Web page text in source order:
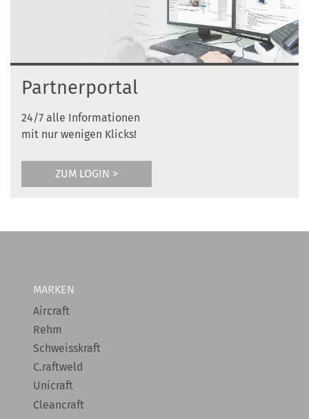
Partnerportal
24/7 alle Informationen
mit nur wenigen Klicks!
ZUM LOGIN >
MARKEN
Aircraft
Rehm
Schweisskraft
C.raftweld
Unicraft
Cleancraft